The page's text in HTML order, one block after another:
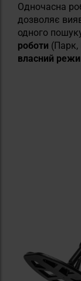
Одночасна
дозволяє
одного
роботи (Парк,
власний